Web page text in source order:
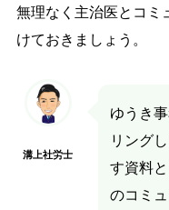
無理なく主治医とコミ
けておきましょう。
溝上社労士
ゆうき
リング
す資料
のコミ